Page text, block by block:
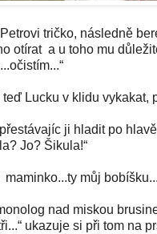
tričko, následně
otírat a u toho mu
teď Lucku v klidu vykakat,
ji hladit po
Jo? Šikula!“
můj
nad miskou
ukazuje si při tom na